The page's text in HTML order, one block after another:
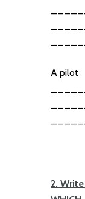
A pilot
2.